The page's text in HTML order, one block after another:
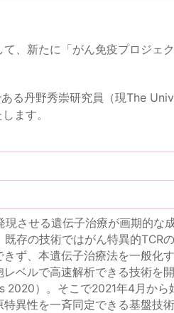
、新たに「がん免疫プロジェ
る丹野秀崇研究員（現The
ます。
させる遺伝子治療が画期的な成
存の技術ではがん特異的TCR
ず、本遺伝子治療法を一般化
ベルで高速解析できる技術を
）。そこで2021年4月から
異性を一斉同定できる基盤技